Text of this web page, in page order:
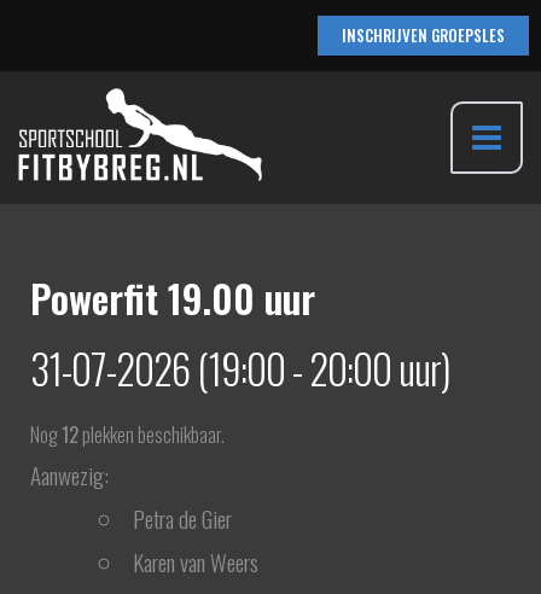
inhoud
INSCHRIJVEN GROEPSLES
Main
Powerfit 19.00 uur
31-07-2026 (19:00 - 20:00 uur)
Nog12plekken beschikbaar.
Aanwezig:
Petra de Gier
Karen van Weers